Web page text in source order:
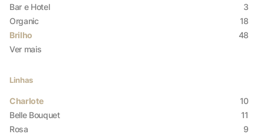
Bar e Hotel
3
Organic
18
Brilho
48
Ver mais
Linhas
Charlote
10
Belle Bouquet
11
Rosa
9